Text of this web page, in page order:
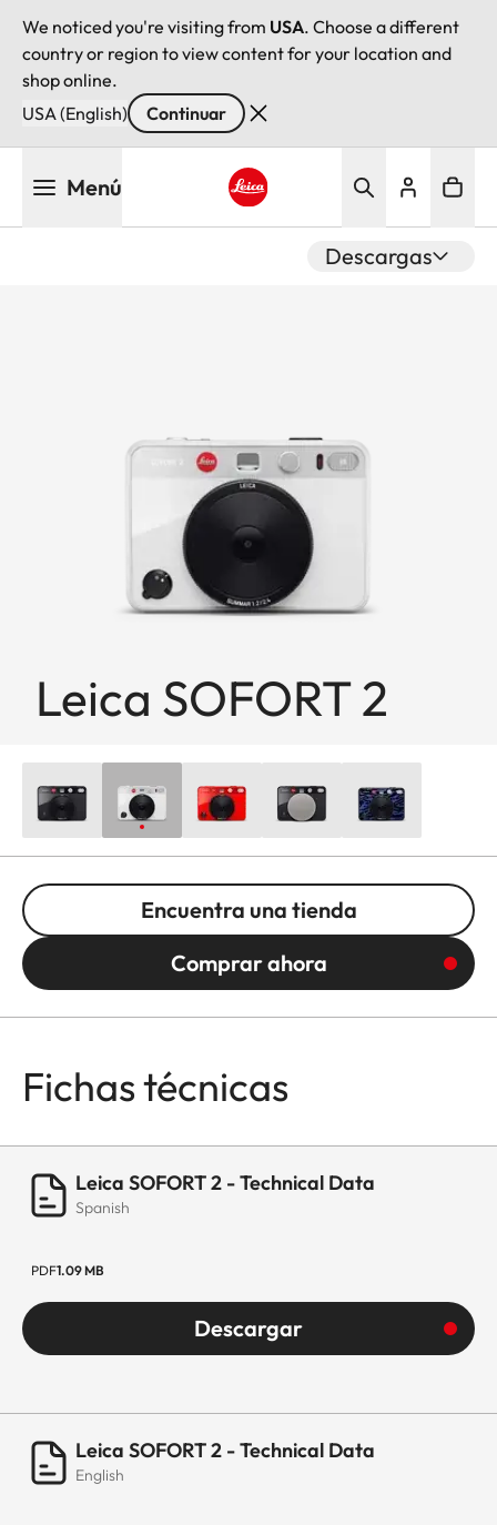
We noticed you're visiting from USA. Choose a different
country or region to view content for your location and
shop online.
USA (English)
Continuar
Menú
Descargas
Leica SOFORT 2
Encuentra una tienda
Comprar ahora
Fichas técnicas
Leica SOFORT 2 - Technical Data
Spanish
PDF1.09 MB
Descargar
Leica SOFORT 2 - Technical Data
English